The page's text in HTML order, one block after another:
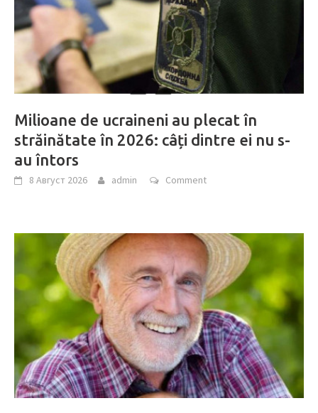
Milioane de ucraineni au plecat în
străinătate în 2026: câți dintre ei nu s-
au întors
8 Август 2026 admin Comment